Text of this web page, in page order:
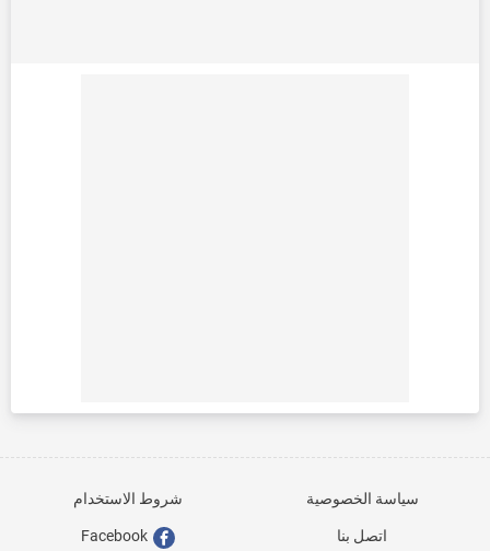
سياسة الخصوصية شروط الاستخدام
اتصل بنا